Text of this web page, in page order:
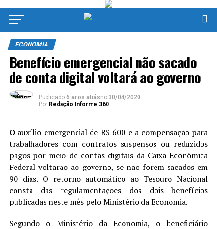
ECONOMIA
Benefício emergencial não sacado
de conta digital voltará ao governo
Publicado 6 anos atrásno 30/04/2020
Por Redação Informe 360
Oauxílio emergencial de R$ 600 e a compensação para
trabalhadores com contratos suspensos ou reduzidos
pagos por meio de contas digitais da Caixa Econômica
Federal voltarão ao governo, se não forem sacados em
90 dias. O retorno automático ao Tesouro Nacional
consta das regulamentações dos dois benefícios
publicadas neste mês pelo Ministério da Economia.
Segundo o Ministério da Economia, o beneficiário